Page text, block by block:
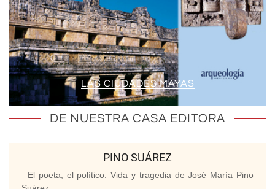
LAS CIUDADES MAYAS
DE NUESTRA CASA EDITORA
PINO SUÁREZ
El poeta, el político. Vida y tragedia de José María Pino